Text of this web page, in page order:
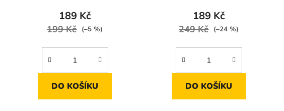
189 Kč
199 Kč (–5 %)
DO KOŠÍKU
189 Kč
249 Kč (–24 %)
DO KOŠÍKU